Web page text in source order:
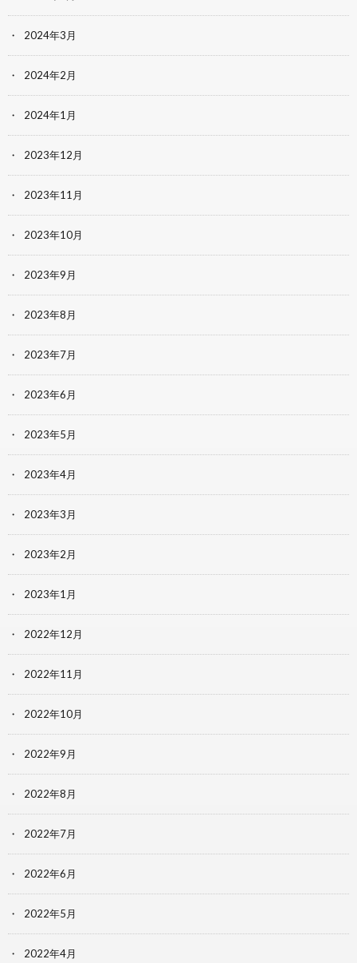
2024年3月
2024年2月
2024年1月
2023年12月
2023年11月
2023年10月
2023年9月
2023年8月
2023年7月
2023年6月
2023年5月
2023年4月
2023年3月
2023年2月
2023年1月
2022年12月
2022年11月
2022年10月
2022年9月
2022年8月
2022年7月
2022年6月
2022年5月
2022年4月